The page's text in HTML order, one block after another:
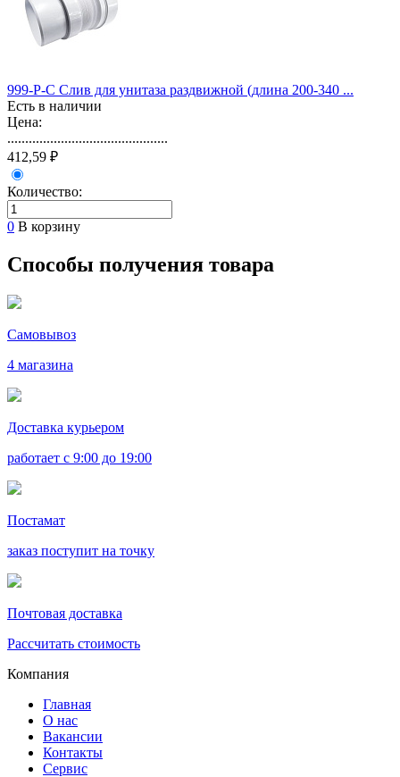
999-P-С Слив для унитаза раздвижной (длина 200-340 ...
Есть в наличии
Цена:
.............................................
412,59 ₽
Количество:
0 В корзину
Способы получения товара
Самовывоз
4 магазина
Доставка курьером
работает с 9:00 до 19:00
Постамат
заказ поступит на точку
Почтовая доставка
Рассчитать стоимость
Компания
Главная
О нас
Вакансии
Контакты
Сервис